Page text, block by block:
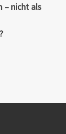
– nicht als